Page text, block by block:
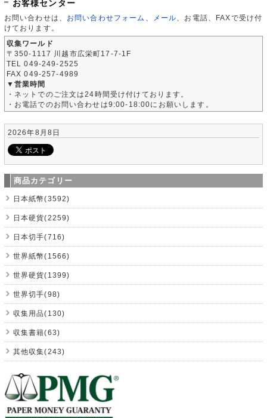
お客様センター
お問い合わせは、 お問い合わせフォーム メール 、お電話、FAXで受け付
けております。
収集ワールド
〒350-1117 川越市広栄町17-7-1F
TEL 049-249-2525
FAX 049-257-4989
▼営業時間
・ネットでのご注文は24時間受け付けております。
・お電話でのお問い合わせは9:00-18:00にお願いします。
2026年8月8日
商品カテゴリー
日本紙幣(3592)
日本硬貨(2259)
日本切手(716)
世界紙幣(1566)
世界硬貨(1399)
世界切手(98)
収集用品(130)
収集書籍(63)
其他収集(243)